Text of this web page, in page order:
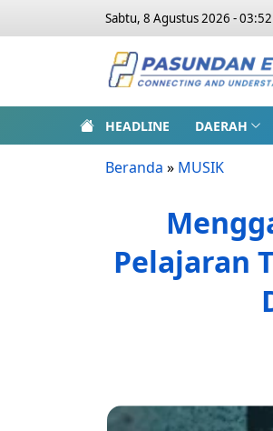
Sabtu, 8 Agustus 2026 - 03:52
HEADLINE DAERAH
Beranda » MUSIK
Pelajaran